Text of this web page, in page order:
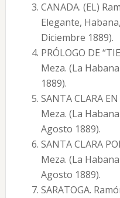
CANADA. (EL)
Elegante,
Diciembre 1889).
PRÓLOGO DE
Meza. (La
1889).
SANTA CLARA
Meza. (La
Agosto 1889).
SANTA CLARA
Meza. (La
Agosto 1889).
SARATOGA.